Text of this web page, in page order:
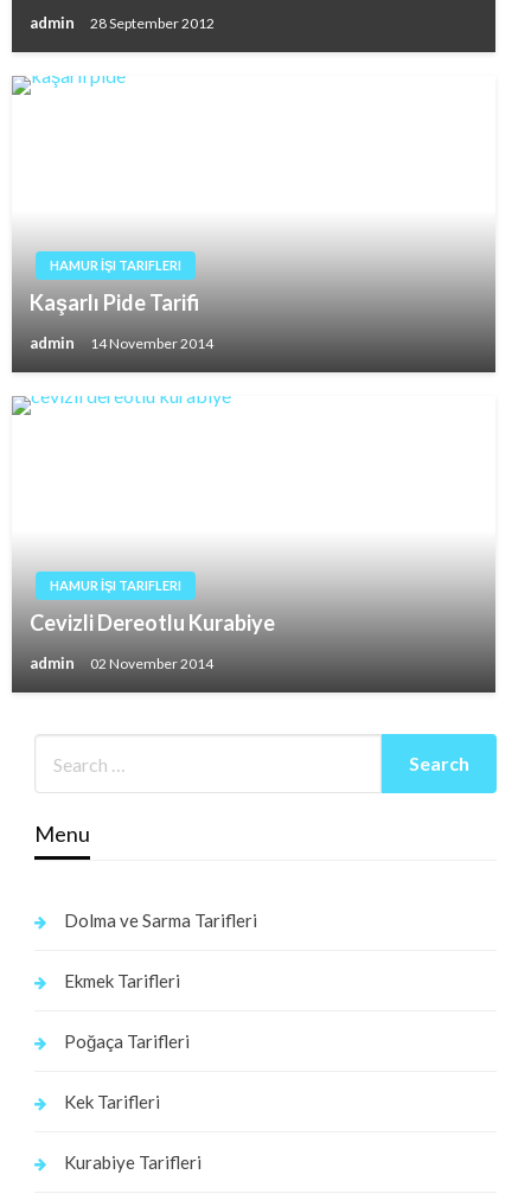
admin 28 September 2012
HAMUR İŞI TARIFLERI
Kaşarlı Pide Tarifi
admin 14 November 2014
HAMUR İŞI TARIFLERI
Cevizli Dereotlu Kurabiye
admin 02 November 2014
Menu
Dolma ve Sarma Tarifleri
Ekmek Tarifleri
Poğaça Tarifleri
Kek Tarifleri
Kurabiye Tarifleri